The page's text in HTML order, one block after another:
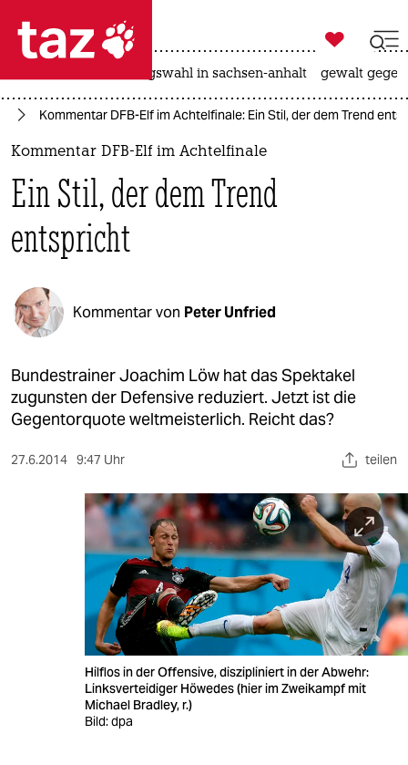
 taz zahl ich
taz zahl ich
politik
öko
gesellschaft
kultur
sport
berlin
nord
wahrheit
veranstaltungen
fragen & hilfe
unterstützen

taz zahl ich
landtagswahl in sachsen-anhalt gewalt
Kommentar DFB-Elf im Achtelfinale: Ein Stil, der dem Trend
Kommentar DFB-Elf im Achtelfinale
Ein Stil, der dem Trend
entspricht
Kommentar von Peter Unfried
Bundestrainer Joachim Löw hat das Spektakel
zugunsten der Defensive reduziert. Jetzt ist die
Gegentorquote weltmeisterlich. Reicht das?
27.6.2014 9:47 Uhr teilen
Hilflos in der Offensive, diszipliniert in der Abwehr:
Linksverteidiger Höwedes (hier im Zweikampf mit
Michael Bradley, r.)
Bild: dpa